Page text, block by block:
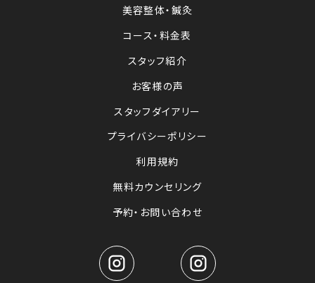
美容整体・鍼灸
コース・料金表
スタッフ紹介
お客様の声
スタッフダイアリー
プライバシーポリシー
利用規約
無料カウンセリング
予約・お問い合わせ